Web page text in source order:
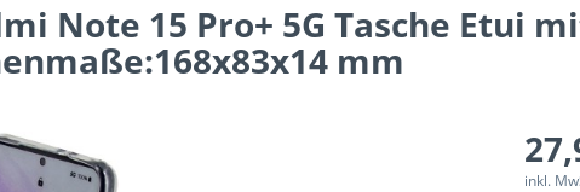
Note 15 Pro+ 5G Tasche Etui
mm
inkl.